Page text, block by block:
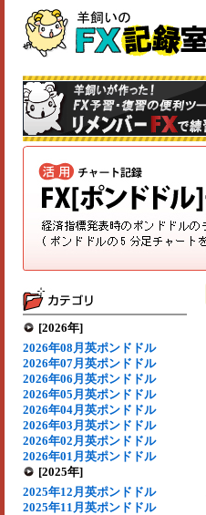
[2026年]
2026年08月英ポンドドル
2026年07月英ポンドドル
2026年06月英ポンドドル
2026年05月英ポンドドル
2026年04月英ポンドドル
2026年03月英ポンドドル
2026年02月英ポンドドル
2026年01月英ポンドドル
[2025年]
2025年12月英ポンドドル
2025年11月英ポンドドル